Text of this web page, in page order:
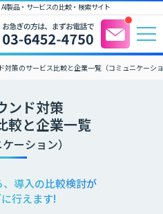
製品・サービスの比較・検索サイト
対策のサービス比較と企業一覧（コミュニケーシ
ンド対策
較と企業一覧
ーション）
導入の比較検討が
行えます!